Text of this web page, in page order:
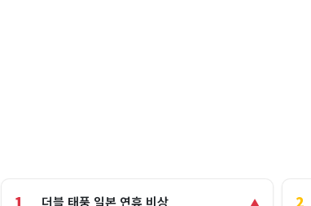
더블 태풍 일본 연휴 비상 ▲ 2